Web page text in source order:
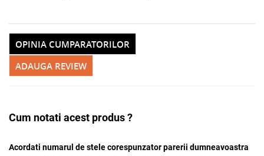
ADAUGA REVIEW
OPINIA CUMPARATORILOR
Cum notati acest produs ?
Acordati numarul de stele corespunzator parerii dumneavoastra